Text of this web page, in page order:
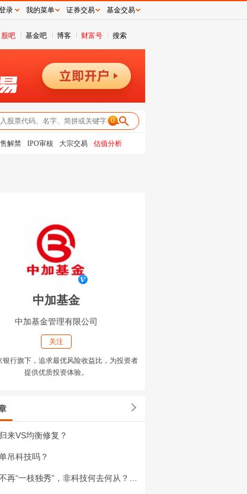
股吧 基金吧 博客 财富号 搜索
0
解禁 IPO审核 大宗交易 估值分析
中加基金
中加基金管理有限公司
关注
银行旗下，追求最优风险收益比，为投资者
提供优质投资体验。
来VS均衡修复？
吊科技吗？
录 我的菜单 证券交易 基金交易